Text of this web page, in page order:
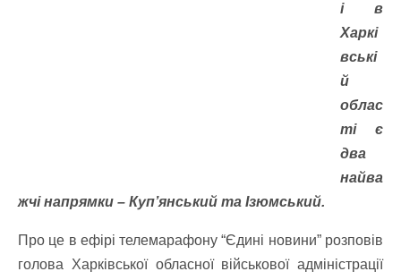
і в
Харкі
вські
й
облас
ті є
два
найва
жчі напрямки – Куп’янський та Ізюмський.
Про це в ефірі телемарафону “Єдині новини” розповів
голова Харківської обласної військової адміністрації